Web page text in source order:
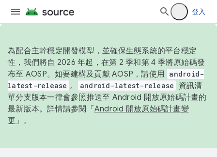
登入
為配合主幹穩定開發模型，並確保生態系統的平台穩定
性，我們將自 2026 年起，在第 2 季和第 4 季將原始碼發
布至 AOSP。如要建構及貢獻 AOSP，請使用 android-
latest-release 。 android-latest-release
資訊清
單分支版本一律會參照推送至 Android 開放原始碼計畫的
最新版本。詳情請參閱「 Android 開放原始碼計畫變
更 」。